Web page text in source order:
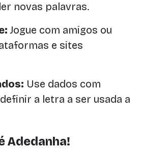
novas palavras.
Jogue com amigos ou
e sites
Use dados com
a letra a ser usada a
Adedanha!